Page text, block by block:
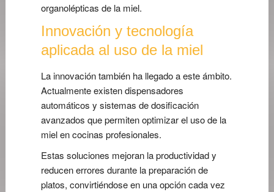
organolépticas de la miel.
Innovación y tecnología
aplicada al uso de la miel
La innovación también ha llegado a este ámbito.
Actualmente existen dispensadores
automáticos y sistemas de dosificación
avanzados que permiten optimizar el uso de la
miel en cocinas profesionales.
Estas soluciones mejoran la productividad y
reducen errores durante la preparación de
platos, convirtiéndose en una opción cada vez